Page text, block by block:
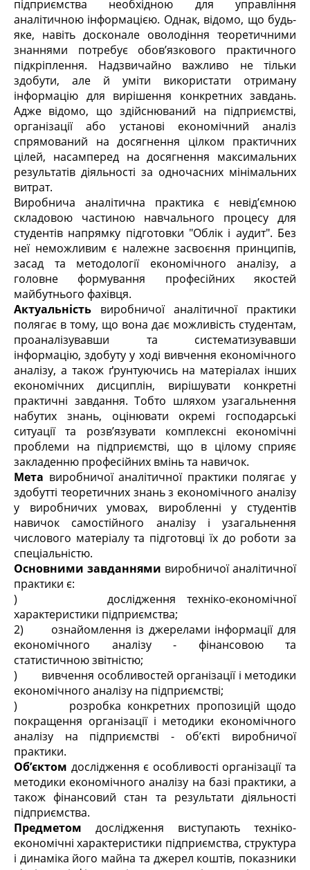
підприємства необхідною для управління
аналітичною інформацією. Однак, відомо, що будь-
яке, навіть досконале оволодіння теоретичними
знаннями потребує обов’язкового практичного
підкріплення. Надзвичайно важливо не тільки
здобути, але й уміти використати отриману
інформацію для вирішення конкретних завдань.
Адже відомо, що здійснюваний на підприємстві,
організації або установі економічний аналіз
спрямований на досягнення цілком практичних
цілей, насамперед на досягнення максимальних
результатів діяльності за одночасних мінімальних
витрат.
Виробнича аналітична практика є невід’ємною
складовою частиною навчального процесу для
студентів напрямку підготовки "Облік і аудит". Без
неї неможливим є належне засвоєння принципів,
засад та методології економічного аналізу, а
головне формування професійних якостей
майбутнього фахівця.
Актуальність виробничої аналітичної практики
полягає в тому, що вона дає можливість студентам,
проаналізувавши та систематизувавши
інформацію, здобуту у ході вивчення економічного
аналізу, а також ґрунтуючись на матеріалах інших
економічних дисциплін, вирішувати конкретні
практичні завдання. Тобто шляхом узагальнення
набутих знань, оцінювати окремі господарські
ситуації та розв’язувати комплексні економічні
проблеми на підприємстві, що в цілому сприяє
закладенню професійних вмінь та навичок.
Мета виробничої аналітичної практики полягає у
здобутті теоретичних знань з економічного аналізу
у виробничих умовах, виробленні у студентів
навичок самостійного аналізу і узагальнення
числового матеріалу та підготовці їх до роботи за
спеціальністю.
Основними завданнями виробничої аналітичної
практики є:
) дослідження техніко-економічної
характеристики підприємства;
2) ознайомлення із джерелами інформації для
економічного аналізу - фінансовою та
статистичною звітністю;
) вивчення особливостей організації і методики
економічного аналізу на підприємстві;
) розробка конкретних пропозицій щодо
покращення організації і методики економічного
аналізу на підприємстві - об’єкті виробничої
практики.
Об’єктом дослідження є особливості організації та
методики економічного аналізу на базі практики, а
також фінансовий стан та результати діяльності
підприємства.
Предметом дослідження виступають техніко-
економічні характеристики підприємства, структура
і динаміка його майна та джерел коштів, показники